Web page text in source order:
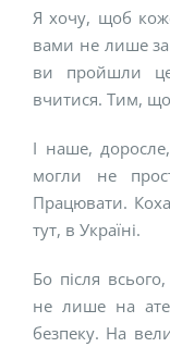
Я хочу, щоб
вами не лише
ви пройшли
вчитися. Тим, що
І наше,
могли не
Працювати.
тут, в Україні.
Бо після
не лише на
безпеку. На